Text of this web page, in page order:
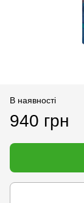
В наявності
940 грн